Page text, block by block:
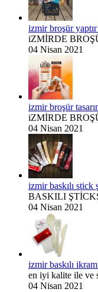
izmir broşür yaptır
iZMİRDE
04 Nisan 2021
izmir broşür
iZMİRDE
04 Nisan 2021
izmir baskılı stick
BASKILI
04 Nisan 2021
izmir baskılı
en iyi kalite ile ve
04 Nisan 2021